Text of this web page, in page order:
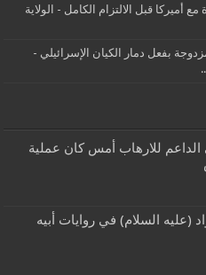
أميركا قبل الالتزام الكامل - الولاية
بفعل دمار الكيان الإسرائيلي -
للارهاب أمس كان عملية
(عليه السلام) في روايات أبيه